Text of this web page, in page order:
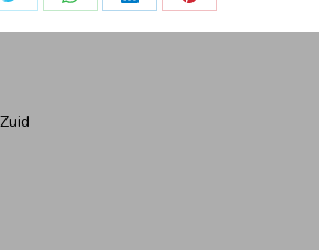
Deel
Deel
Deel
Deel